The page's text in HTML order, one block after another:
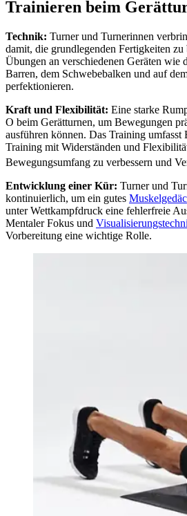
Trainieren beim
Technik: Turner und Turnerinnen
damit, die grundlegenden Fertigkeiten zu
Übungen an verschiedenen Geräten wie
Barren, dem Schwebebalken und auf
perfektionieren.
Kraft und Flexibilität: Eine starke
O beim Gerätturnen, um Bewegungen
ausführen können. Das Training
Training mit Widerständen und
Bewegungsumfang zu verbessern und
Entwicklung einer Kür: Turner und
kontinuierlich, um ein gutes
unter Wettkampfdruck eine fehlerfreie
Mentaler Fokus und
Vorbereitung eine wichtige Rolle.